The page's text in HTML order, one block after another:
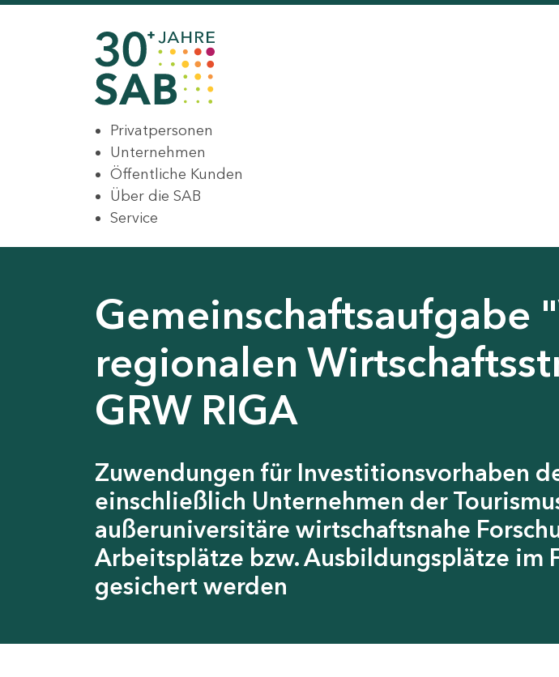
Privatpersonen
Unternehmen
Öffentliche Kunden
Über die SAB
Service
Gemeinschaftsaufgabe
regionalen
GRW RIGA
Zuwendungen für Investitionsvorhaben
einschließlich Unternehmen der
außeruniversitäre wirtschaftsnahe
Arbeitsplätze bzw. Ausbildungsplätze im
gesichert werden